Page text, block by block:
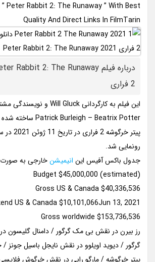
Peter Rabbit 2: The Runaway ” With Best
Quality And Direct Links In FilmTarin
2 فراری
Patrick Burleigh – Beatrix Potter ساخته شده است.
پیتر
رونمایی شد.
جدول باکس آفیس این انیمیشنخارجی به صورت
Budget $45,000,000 (estimated)
Gross US & Canada $40,336,536
US & Canada $10,101,066Jun 13, 2021
Gross worldwide $153,736,536
رز بیرن در نقش بی مک گرگور / دامنال
گرگور / دیوید اویلوو در نقش نایجل باسیل
پیتر خرگوشه / مارگو رابی در نقش خرگوش